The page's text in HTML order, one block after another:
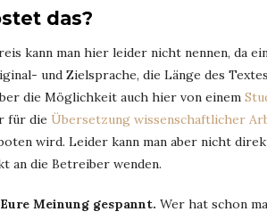
das?
kann man hier leider nicht nennen, da
und Zielsprache, die Länge des
die Möglichkeit auch hier von einem
für die Übersetzung wissenschaftlicher
wird. Leider kann man aber nicht
an die Betreiber wenden.
Meinung gespannt. Wer hat schon